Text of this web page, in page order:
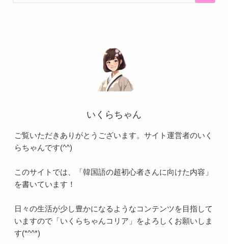
いくらちゃん
ご覧いただきありがとうございます。サイト運営者のいく
らちゃんです(^^)
このサイトでは、「韓国語の超初心者さんに向けた内容」
を書いています！
日々の生活が少し豊かになるようなコンテンツを目指して
いますので「いくらちゃんコリア」をよろしくお願いしま
す(*^^*)